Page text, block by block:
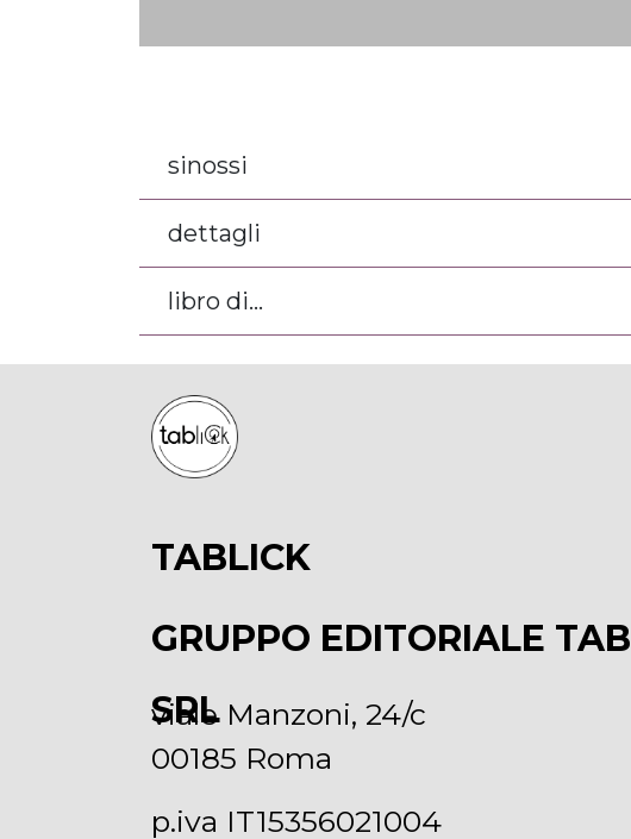
sinossi
dettagli
libro di...
viale Manzoni, 24/c
00185 Roma
p.iva IT15356021004
TABLICK
GRUPPO EDITORIALE TAB
SRL